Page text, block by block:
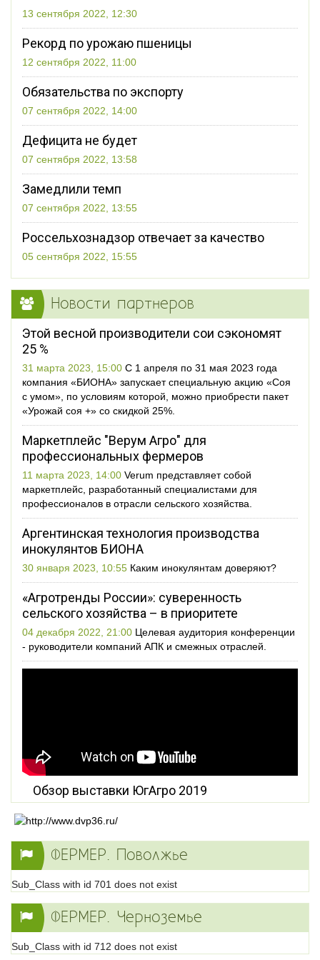
13 сентября 2022, 12:30
Рекорд по урожаю пшеницы
12 сентября 2022, 11:00
Обязательства по экспорту
07 сентября 2022, 14:00
Дефицита не будет
07 сентября 2022, 13:58
Замедлили темп
07 сентября 2022, 13:55
Россельхознадзор отвечает за качество
05 сентября 2022, 15:55
Новости партнеров
Этой весной производители сои сэкономят
25 %
31 марта 2023, 15:00 С 1 апреля по 31 мая 2023 года
компания «БИОНА» запускает специальную акцию «Соя
с умом», по условиям которой, можно приобрести пакет
«Урожай соя +» со скидкой 25%.
Маркетплейс "Верум Агро" для
профессиональных фермеров
11 марта 2023, 14:00 Verum представляет собой
маркетплейс, разработанный специалистами для
профессионалов в отрасли сельского хозяйства.
Аргентинская технология производства
инокулянтов БИОНА
30 января 2023, 10:55 Каким инокулянтам доверяют?
«Агротренды России»: суверенность
сельского хозяйства – в приоритете
04 декабря 2022, 21:00 Целевая аудитория конференции
- руководители компаний АПК и смежных отраслей.
Обзор выставки ЮгАгро 2019
ФЕРМЕР. Поволжье
Sub_Class with id 701 does not exist
ФЕРМЕР. Черноземье
Sub_Class with id 712 does not exist